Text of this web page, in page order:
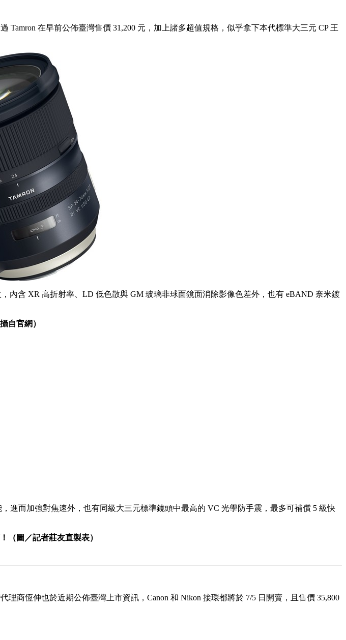
Tamron 在早前公佈臺灣售價 31,200 元，加上諸多超值規格，似乎拿下本代標準大三元 CP 王
內含 XR 高折射率、LD 低色散與 GM 玻璃非球面鏡面消除影像色差外，也有 eBAND 奈米鍍
自官網）
進而加強對焦速外，也有同級大三元標準鏡頭中最高的 VC 光學防手震，最多可補償 5 級快
（圖／記者莊友直製表）
理商恆伸也於近期公佈臺灣上市資訊，Canon 和 Nikon 接環都將於 7/5 日開賣，且售價 35,800